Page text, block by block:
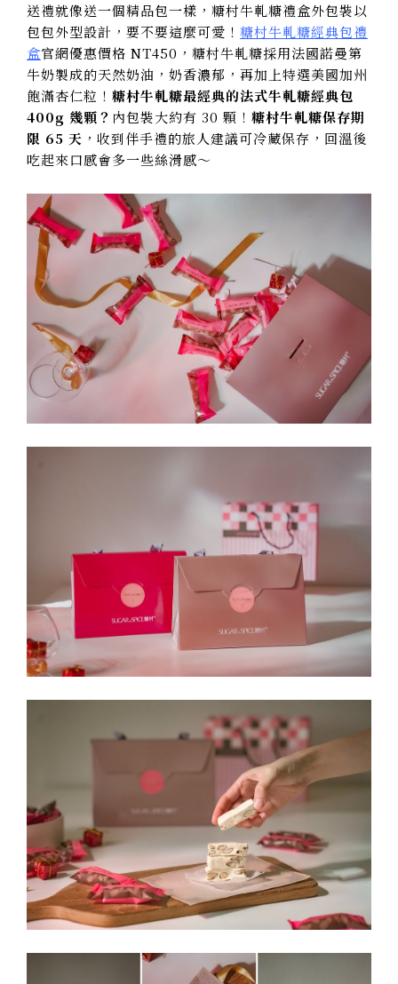
送禮就像送一個精品包一樣，糖村牛軋糖禮盒外包裝以
包包外型設計，要不要這麼可愛！ 糖村牛軋糖經典包禮
盒官網優惠價格 NT450，糖村牛軋糖採用法國諾曼第
牛奶製成的天然奶油，奶香濃郁，再加上特選美國加州
飽滿杏仁粒！ 糖村牛軋糖最經典的法式牛軋糖經典包
400g 幾顆？ 內包裝大約有 30 顆！ 糖村牛軋糖保存期
限 65 天 ，收到伴手禮的旅人建議可冷藏保存，回溫後
吃起來口感會多一些絲滑感～